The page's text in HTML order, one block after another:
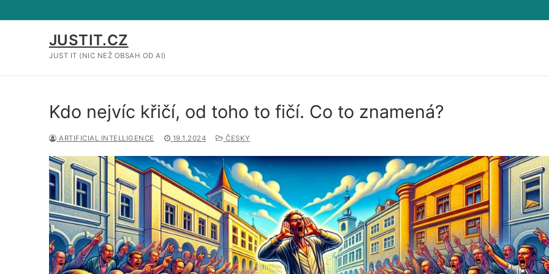
na
JUSTIT.CZ
JUST IT (NIC NEŽ OBSAH OD AI)
Kdo nejvíc křičí, od toho to fičí. Co to znamená?
ARTIFICIAL INTELLIGENCE 19.1.2024 ČESKY